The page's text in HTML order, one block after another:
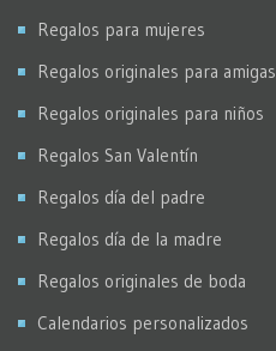
Regalos para mujeres
Regalos originales para amigas
Regalos originales para niños
Regalos San Valentín
Regalos día del padre
Regalos día de la madre
Regalos originales de boda
Calendarios personalizados